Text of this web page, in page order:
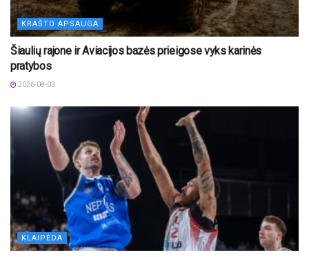
KRAŠTO APSAUGA
Šiaulių rajone ir Aviacijos bazės prieigose vyks karinės
pratybos
2026-08-03
KLAIPĖDA